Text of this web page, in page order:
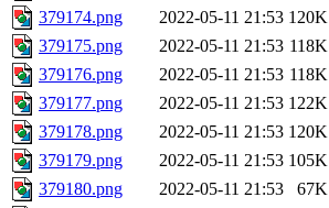
379174.png
2022-05-11 21:53 120K
379175.png
2022-05-11 21:53 118K
379176.png
2022-05-11 21:53 118K
379177.png
2022-05-11 21:53 122K
379178.png
2022-05-11 21:53 120K
379179.png
2022-05-11 21:53 105K
379180.png
2022-05-11 21:53
67K